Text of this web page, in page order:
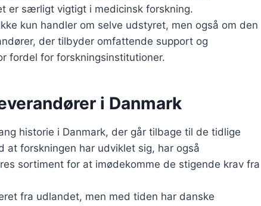
er særligt vigtigt i medicinsk forskning.
kun handler om selve udstyret, men også om den
der tilbyder omfattende support og
fordel for forskningsinstitutioner.
i Danmark
historie i Danmark, der går tilbage til de tidlige
at forskningen har udviklet sig, har også
sortiment for at imødekomme de stigende krav fra
fra udlandet, men med tiden har danske